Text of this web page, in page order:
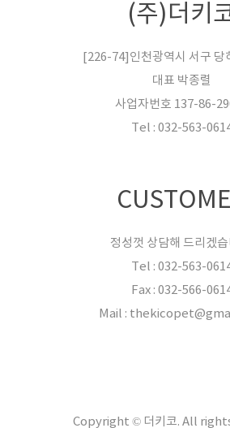
(주)더키
[226-74]인천광역시 서구 당
대표 박종렬
사업자번호 137-86-
Tel : 032-563-
정성껏 상담해 드리겠
Tel : 032-563-
Fax : 032-566-
Mail :
Copyright © 더키코. All